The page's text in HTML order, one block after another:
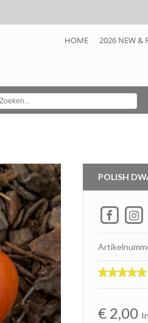
HOME 2026 NEW &
POLISH
€ 2,00